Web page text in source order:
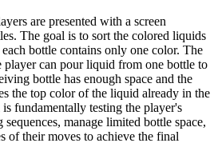
are presented with a screen
The goal is to sort the colored liquids
bottle contains only one color. The
player can pour liquid from one bottle to
bottle has enough space and the
the top color of the liquid already in the
fundamentally testing the player's
manage limited bottle space,
of their moves to achieve the final